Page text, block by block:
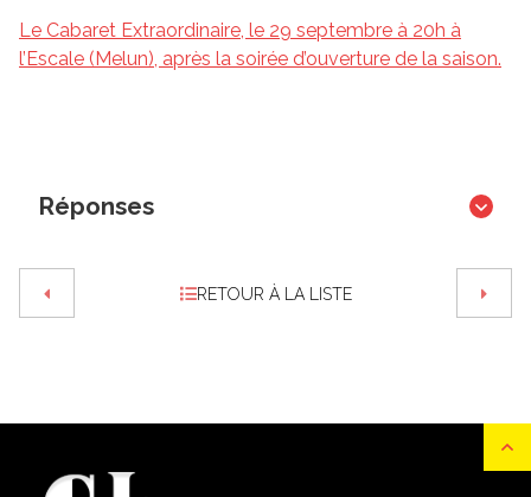
Le Cabaret Extraordinaire, le 29 septembre à 20h à
l’Escale (Melun), après la soirée d’ouverture de la saison.
Réponses
RETOUR À LA LISTE